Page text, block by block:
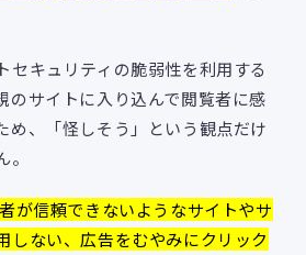
セキュリティの脆弱性を利用する
のサイトに入り込んで閲覧者に感
め、「怪しそう」という観点だけ
が信頼できないようなサイトやサ
しない、広告をむやみにクリック